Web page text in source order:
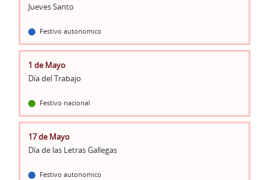
Jueves Santo
Festivo autonomico
1 de Mayo
Día del Trabajo
Festivo nacional
17 de Mayo
Día de las Letras Gallegas
Festivo autonomico